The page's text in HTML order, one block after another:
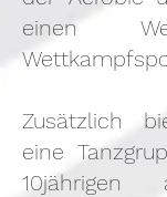
einen
Zusätzlich
eine